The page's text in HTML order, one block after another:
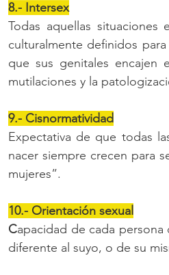
8.- Intersex
Todas aquellas
culturalmente definidos
que sus genitales encajen
mutilaciones y la
9.- Cisnormatividad
Expectativa de que todas
nacer siempre crecen para
mujeres”.
10.- Orientación sexual
Capacidad de cada
diferente al suyo, o de su